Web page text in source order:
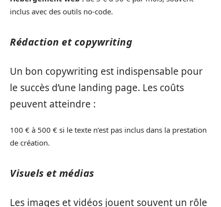
inclus avec des outils no-code.
Rédaction et copywriting
Un bon copywriting est indispensable pour
le succès d’une landing page. Les coûts
peuvent atteindre :
100 € à 500 € si le texte n’est pas inclus dans la prestation
de création.
Visuels et médias
Les images et vidéos jouent souvent un rôle